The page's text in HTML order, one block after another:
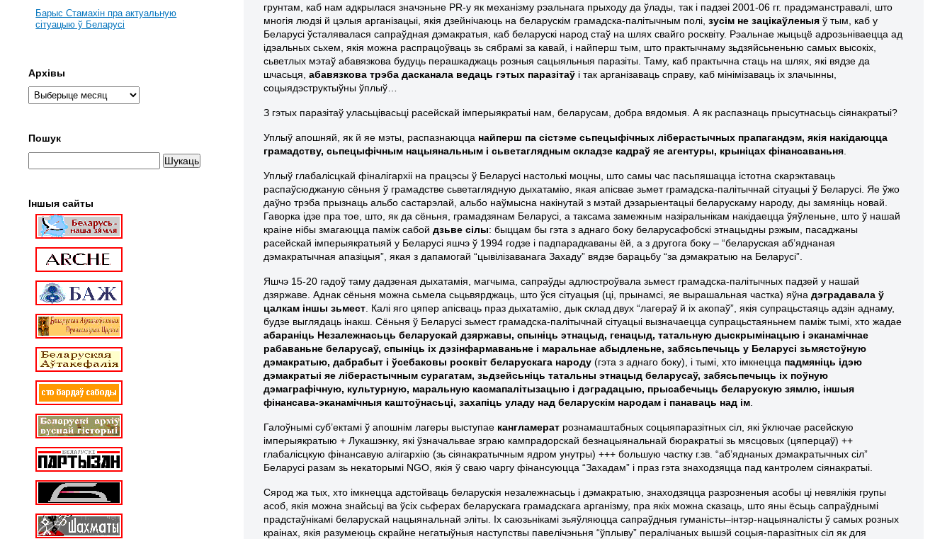
грунтам, каб нам адкрылася значэньне PR-у як механізму рэальнага прыходу да ўлады, так і падзеі 2001-06 гг. прадэманстравалі, што
многія людзі й цэлыя арганізацыі, якія дзейнічаюць на беларускім грамадска-палітычным полі,зусім не зацікаўленыя ў тым, каб у
Беларусі ўсталявалася сапраўдная дэмакратыя, каб беларускі народ стаў на шлях свайго росквіту. Рэальнае жыцьцё адрозьніваецца ад
ідэальных сьхем, якія можна распрацоўваць зь сябрамі за кавай, і найперш тым, што практычнаму зьдзяйсьненьню самых высокіх,
сьветлых мэтаў абавязкова будуць перашкаджаць розныя сацыяльныя паразіты. Таму, каб практычна стаць на шлях, які вядзе да
шчасьця,абавязкова трэба дасканала ведаць гэтых паразітаў і так арганізаваць справу, каб мінімізаваць іх злачынны,
соцыядэструктыўны ўплыў…
З гэтых паразітаў уласьцівасьці расейскай імперыякратыі нам, беларусам, добра вядомыя. А як распазнаць прысутнасьць сіянакратыі?
Уплыў апошняй, як й яе мэты, распазнаюцца найперш па сістэме сьпецыфічных ліберастычных прапагандэм, якія накідаюцца
грамадству, сьпецыфічным нацыянальным і сьветаглядным складзе кадраў яе агентуры, крыніцах фінансаваньня
Уплыў глабалісцкай фіналігархіі на працэсы ў Беларусі настолькі моцны, што самы час пасьпяшацца істотна скарэктаваць
распаўсюджаную сёньня ў грамадстве сьветаглядную дыхатамію, якая апісвае зьмет грамадска-палітычнай сітуацыі ў Беларусі. Яе ўжо
даўно трэба прызнаць альбо састарэлай, альбо наўмысна накінутай з мэтай дэзарыентацыі беларускаму народу, ды замяніць новай.
Гаворка ідзе пра тое, што, як да сёньня, грамадзянам Беларусі, а таксама замежным назіральнікам накідаецца ўяўленьне, што ў нашай
краіне нібы змагаюцца паміж сабойдзьве сілы: быццам бы гэта з аднаго боку беларусафобскі этнацыдны рэжым, пасаджаны
расейскай імперыякратыяй у Беларусі яшчэ ў 1994 годзе і падпарадкаваны ёй, а з другога боку – “беларуская аб’яднаная
дэмакратычная апазіцыя”, якая з дапамогай “цывілізаванага Захаду” вядзе барацьбу “за дэмакратыю на Беларусі”.
Яшчэ 15-20 гадоў таму дадзеная дыхатамія, магчыма, сапраўды адлюстроўвала зьмест грамадска-палітычных падзей у нашай
дзяржаве. Аднак сёньня можна сьмела сьцьвярджаць, што ўся сітуацыя (ці, прынамсі, яе вырашальная частка) яўнадэградавала ў
цалкам іншы зьмест . Калі яго цяпер апісваць праз дыхатамію, дык склад двух “лагераў й іх акопаў”, якія супрацьстаяць адзін аднаму,
будзе выглядаць інакш. Сёньня ў Беларусі зьмест грамадска-палітычнай сітуацыі вызначаецца супрацьстаяньнем паміж тымі, хто жадае
абараніць Незалежнасьць беларускай дзяржавы, спыніць этнацыд, генацыд, татальную дыскрымінацыю і эканамічнае
рабаваньне беларусаў, спыніць іхдэзінфармаваньне і маральнае абыдленьне, забясьпечыць у Беларусі зьмястоўную
дэмакратыю, дабрабыт і ўсебаковы росквіт беларускага народу (гэта з аднаго боку), і тымі, хто імкнецца падмяніць ідэю
дэмакратыі яе ліберастычным сурагатам, зьдзейсьніць татальны этнацыд беларусаў, забясьпечыць іх поўную
дэмаграфічную, культурную, маральную касмапалітызацыю і дэградацыю, прысабечыць беларускую зямлю, іншыя
фінансава-эканамічныя каштоўнасьці, захапіць уладу над беларускім народам і панаваць над ім
Галоўнымі суб’ектамі ў апошнім лагеры выступае кангламерат рознамаштабных соцыяпаразітных сіл, які ўключае расейскую
імперыякратыю + Лукашэнку, які ўзначальвае зграю кампрадорскай безнацыянальнай бюракратыі зь мясцовых (цяперцаў)++
глабалісцкую фінансавую алігархію (зь сіянакратычным ядром унутры) +++ большую частку г.зв. “аб’яднаных дэмакратычных сіл”
Беларусі разам зь некаторымі NGO , якія ў сваю чаргу фінансуюцца “Захадам” і праз гэта знаходзяцца пад кантролем сіянакратыі.
Сярод жа тых, хто імкнецца адстойваць беларускія незалежнасьць і дэмакратыю, знаходзяцца разрозненыя асобы ці невялікія групы
асоб, якія можна знайсьці ва ўсіх сьферах беларускага грамадскага арганізму, пра якіх можна сказаць, што яны ёсьць сапраўднымі
прадстаўнікамі беларускай нацыянальнай эліты. Іх саюзьнікамі зьяўляюцца сапраўдныя гуманісты–інтэр-нацыяналісты ў самых розных
краінах, якія разумеюць скрайне негатыўныя наступствы павелічэньня “ўплыву” пералічаных вышэй соцыя-паразітных сіл як для
Барыс Стамахін пра актуальную
сітуацыю ў Беларусі
Архівы
Пошук
Іншыя сайты